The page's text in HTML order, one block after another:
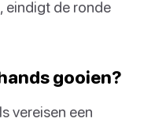
eindigt de ronde
gooien?
vereisen een